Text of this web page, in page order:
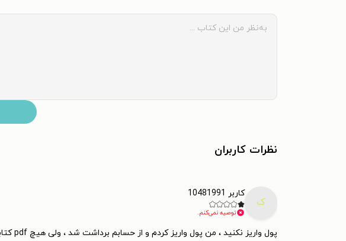
نظرات کاربران
ک
کاربر 10481991
توصیه نمی‌کنم.
پول واریز نکنید ، من پول واریز کردم و از حسابم برداشت شد ، ولی هیچ pdf کتابی واسم دانلود نشد . مراقب باشید